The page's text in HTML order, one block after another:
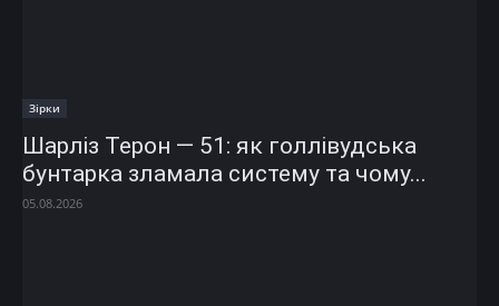
Зірки
Шарліз Терон — 51: як голлівудська
бунтарка зламала систему та чому...
05.08.2026